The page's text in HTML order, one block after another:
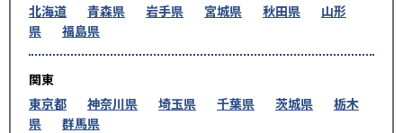
北海道
青森県 岩手県 宮城県 秋田県
山形
県
福島県
関東
東京都
神奈川県 埼玉県 千葉県 茨城県
栃木
県
群馬県